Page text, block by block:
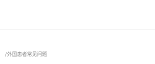
外国患者常见问题